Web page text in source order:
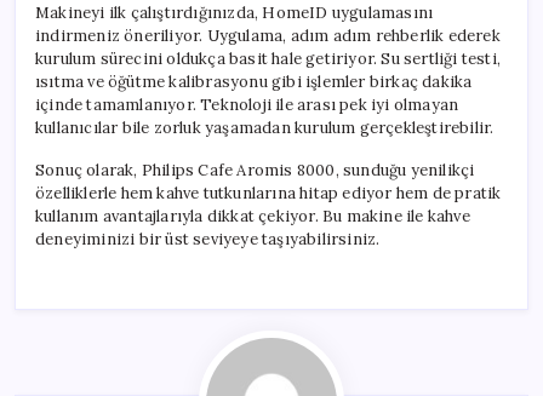
Makineyi ilk çalıştırdığınızda, HomeID uygulamasını
indirmeniz öneriliyor. Uygulama, adım adım rehberlik ederek
kurulum sürecini oldukça basit hale getiriyor. Su sertliği testi,
ısıtma ve öğütme kalibrasyonu gibi işlemler birkaç dakika
içinde tamamlanıyor. Teknoloji ile arası pek iyi olmayan
kullanıcılar bile zorluk yaşamadan kurulum gerçekleştirebilir.
Sonuç olarak, Philips Cafe Aromis 8000, sunduğu yenilikçi
özelliklerle hem kahve tutkunlarına hitap ediyor hem de pratik
kullanım avantajlarıyla dikkat çekiyor. Bu makine ile kahve
deneyiminizi bir üst seviyeye taşıyabilirsiniz.